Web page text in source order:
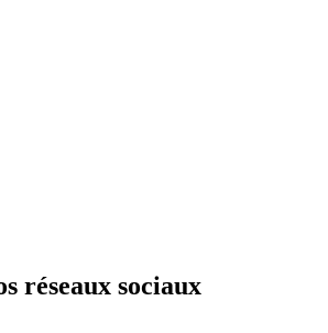
réseaux sociaux